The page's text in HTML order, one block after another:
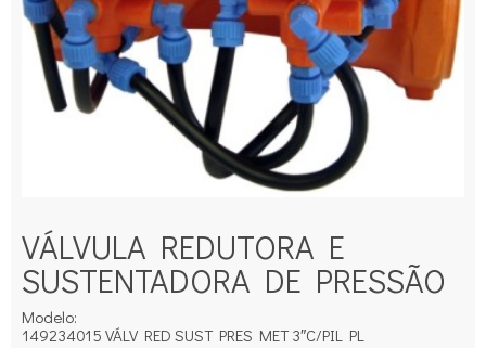
VÁLVULA REDUTORA E
SUSTENTADORA DE PRESSÃO
Modelo:
149234015 VÁLV RED SUST PRES MET 3″C/PIL PL